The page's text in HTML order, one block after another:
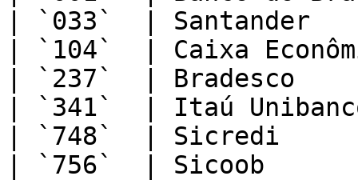
| `033`  |
| `104`  | Caixa
| `237`  |
| `341`  | Itaú
| `748`  | Sicredi
| `756`  | Sicoob